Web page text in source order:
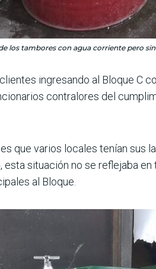
los tambores con agua corriente pero
ingresando al Bloque C
contralores del
que varios locales tenían sus
situación no se reflejaba
al Bloque.